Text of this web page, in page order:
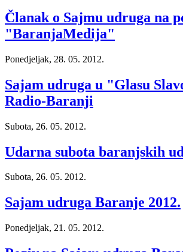
Članak o Sajmu udruga na
"BaranjaMedija"
Ponedjeljak, 28. 05. 2012.
Sajam udruga u "Glasu
Radio-Baranji
Subota, 26. 05. 2012.
Udarna subota baranjskih
Subota, 26. 05. 2012.
Sajam udruga Baranje 2012.
Ponedjeljak, 21. 05. 2012.